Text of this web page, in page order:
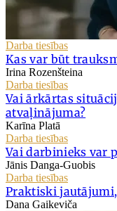
Darba tiesības
Kas var būt
Irina Rozenšteina
Darba tiesības
Vai ārkārtas
atvaļinājuma?
Karīna Platā
Darba tiesības
Vai darbinieks var
Jānis Danga-Guobis
Darba tiesības
Praktiski
Dana Gaikeviča